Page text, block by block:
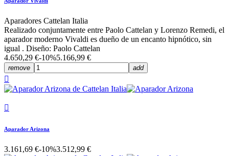
Aparadores Cattelan Italia
Realizado conjuntamente entre Paolo Cattelan y Lorenzo Remedi, el
aparador moderno Vivaldi es dueño de un encanto hipnótico, sin
igual . Diseño: Paolo Cattelan
4.650,29 €-10%5.166,99 €
remove add


Aparador Arizona
3.161,69 €-10%3.512,99 €